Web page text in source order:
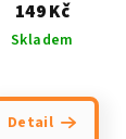
149 Kč
Skladem
Detail